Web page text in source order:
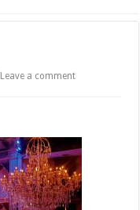
Leave a comment